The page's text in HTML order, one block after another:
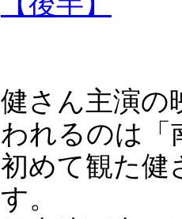
健さん主演の
われるのは「
初めて観た健
す。